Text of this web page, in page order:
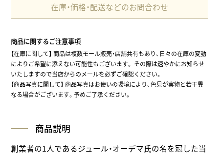
在庫・価格・配送などのお問合わせ
商品に関するご注意事項
【在庫に関して】 商品は複数モール販売・店舗共有もあり、日々の在庫の変動
によりご希望に添えない可能性もございます。 その際は速やかにお知らせ
いたしますので当店からのメールを必ずご確認ください。
【商品写真に関して】 商品写真はお使いの環境により、色見が実物と若干異
なる場合がございます。予めご了承ください。
商品説明
創業者の1人であるジュール・オーデマ氏の名を冠した当